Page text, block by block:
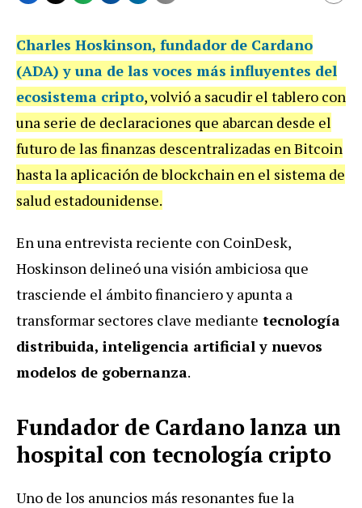
Charles Hoskinson, fundador de Cardano
(ADA) y una de las voces más influyentes del
ecosistema cripto, volvió a sacudir el tablero con
una serie de declaraciones que abarcan desde el
futuro de las finanzas descentralizadas en Bitcoin
hasta la aplicación de blockchain en el sistema de
salud estadounidense.
En una entrevista reciente con CoinDesk,
Hoskinson delineó una visión ambiciosa que
trasciende el ámbito financiero y apunta a
transformar sectores clave mediante tecnología
distribuida, inteligencia artificial y nuevos
modelos de gobernanza.
Fundador de Cardano lanza un
hospital con tecnología cripto
Uno de los anuncios más resonantes fue la